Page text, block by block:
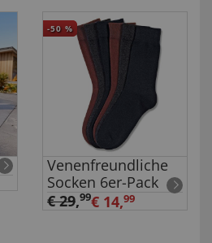
-50 %
Venenfreundliche
Socken 6er-Pack
€ 29,99€ 14,99